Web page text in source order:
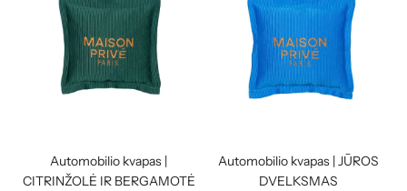
Automobilio kvapas |
CITRINŽOLĖ IR BERGAMOTĖ
Automobilio kvapas | JŪROS
DVELKSMAS